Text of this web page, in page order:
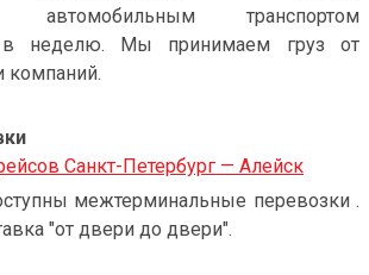
автомобильным транспортом
в неделю. Мы принимаем груз от
компаний.
Санкт-Петербург — Алейск
межтерминальные перевозки .
"от двери до двери".